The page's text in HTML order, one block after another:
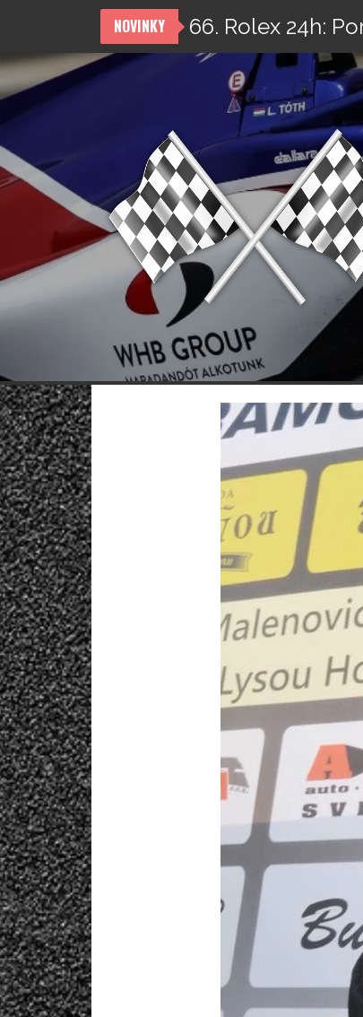
Přeskočit
obsah
NOVINKY 66. Rolex 24h: